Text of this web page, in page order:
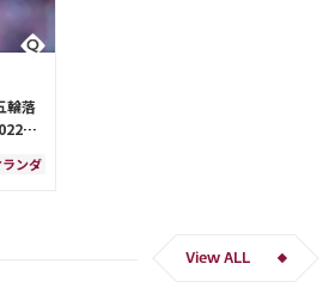
輪落
年
た」
ンダ
View ALL